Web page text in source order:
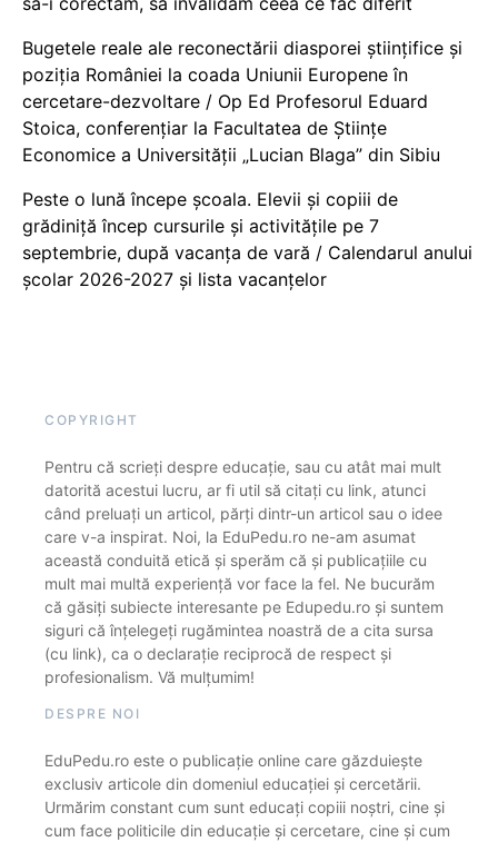
Bugetele reale ale reconectării diasporei științifice și
poziția României la coada Uniunii Europene în
cercetare-dezvoltare / Op Ed Profesorul Eduard
Stoica, conferențiar la Facultatea de Științe
Economice a Universității „Lucian Blaga” din Sibiu
Peste o lună începe școala. Elevii și copiii de
grădiniță încep cursurile și activitățile pe 7
septembrie, după vacanța de vară / Calendarul anului
școlar 2026-2027 și lista vacanțelor
COPYRIGHT
Pentru că scrieți despre educație, sau cu atât mai mult
datorită acestui lucru, ar fi util să citați cu link, atunci
când preluați un articol, părți dintr-un articol sau o idee
care v-a inspirat. Noi, la EduPedu.ro ne-am asumat
această conduită etică și sperăm că și publicațiile cu
mult mai multă experiență vor face la fel. Ne bucurăm
că găsiți subiecte interesante pe Edupedu.ro și suntem
siguri că înțelegeți rugămintea noastră de a cita sursa
(cu link), ca o declarație reciprocă de respect și
profesionalism. Vă mulțumim!
DESPRE NOI
EduPedu.ro este o publicație online care găzduiește
exclusiv articole din domeniul educației și cercetării.
Urmărim constant cum sunt educați copiii noștri, cine și
cum face politicile din educație și cercetare, cine și cum